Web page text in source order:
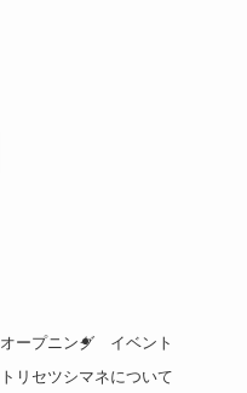
オープニング
イベント
トリセツシマネについて